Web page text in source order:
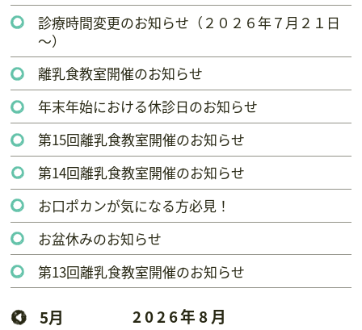
診療時間変更のお知らせ（２０２６年７月２１日
～）
離乳食教室開催のお知らせ
年末年始における休診日のお知らせ
第15回離乳食教室開催のお知らせ
第14回離乳食教室開催のお知らせ
お口ポカンが気になる方必見！
お盆休みのお知らせ
第13回離乳食教室開催のお知らせ
2026年8月
5月